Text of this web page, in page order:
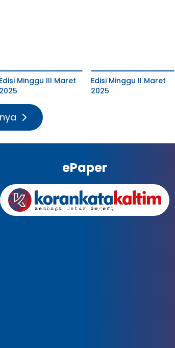
Edisi Minggu III Maret
2025
Edisi Minggu II Maret
2025
ePaper